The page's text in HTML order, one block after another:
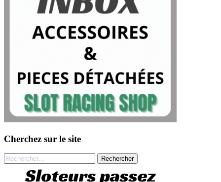
Cherchez sur le site
Rechercher :